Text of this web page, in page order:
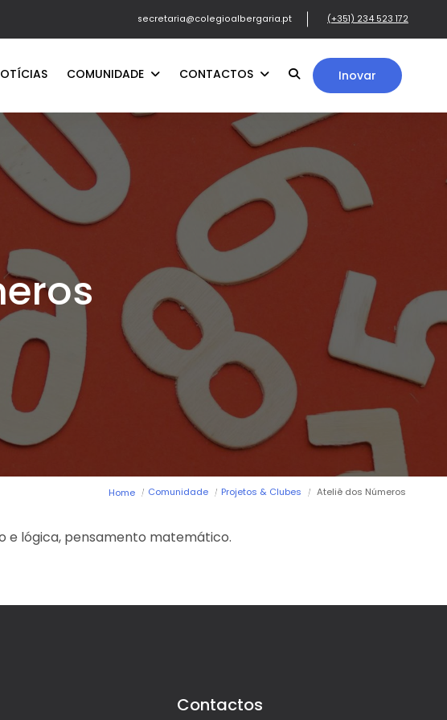
secretaria@colegioalbergaria.pt (+351) 234 523 172
COMUNIDADE CONTACTOS Inovar
Home Comunidade Projetos & Clubes Ateliê dos Números
e lógica, pensamento matemático.
Contactos